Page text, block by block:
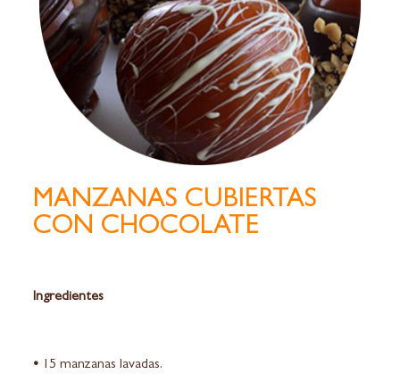
MANZANAS CUBIERTAS
CON CHOCOLATE
Ingredientes
• 15 manzanas lavadas.